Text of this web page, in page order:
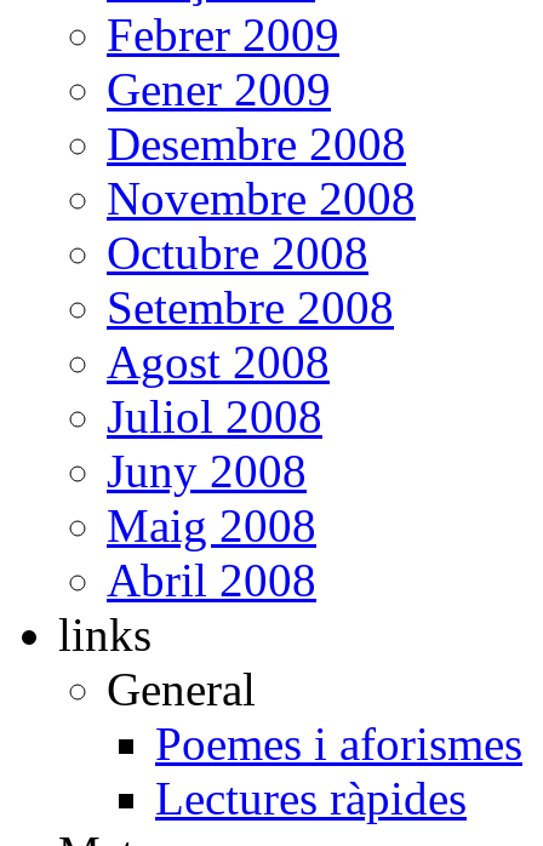
Febrer 2009
Gener 2009
Desembre 2008
Novembre 2008
Octubre 2008
Setembre 2008
Agost 2008
Juliol 2008
Juny 2008
Maig 2008
Abril 2008
links
General
Poemes i aforismes
Lectures ràpides